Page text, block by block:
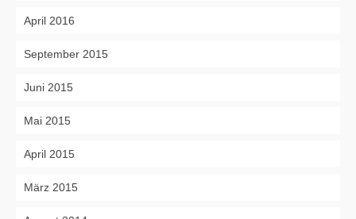
April 2016
September 2015
Juni 2015
Mai 2015
April 2015
März 2015